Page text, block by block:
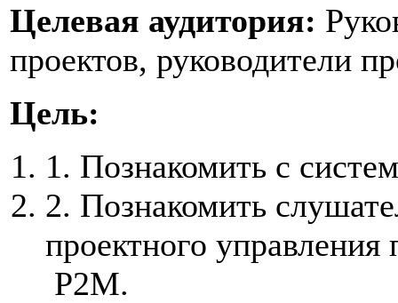
Целевая аудитория:
проектов, руководители
Цель:
1. Познакомить с
2. Познакомить
проектного
P2M.